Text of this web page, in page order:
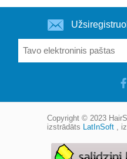
Copyright © 2023
izstrādāts LatInSoft ,